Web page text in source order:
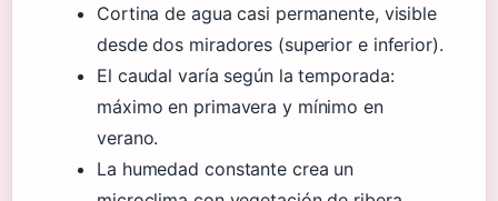
Cortina de agua casi permanente, visible
desde dos miradores (superior e inferior).
El caudal varía según la temporada:
máximo en primavera y mínimo en
verano.
La humedad constante crea un